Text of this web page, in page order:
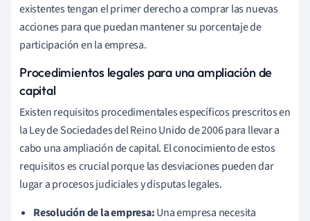
existentes tengan el primer derecho a comprar las nuevas
acciones para que puedan mantener su porcentaje de
participación en la empresa.
Procedimientos legales para una ampliación de
capital
Existen requisitos procedimentales específicos prescritos en
la Ley de Sociedades del Reino Unido de 2006 para llevar a
cabo una ampliación de capital. El conocimiento de estos
requisitos es crucial porque las desviaciones pueden dar
lugar a procesos judiciales y disputas legales.
Resolución de la empresa:Una empresa necesita